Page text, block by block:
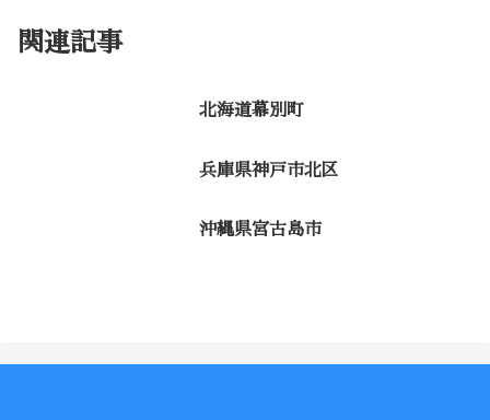
関連記事
北海道幕別町
兵庫県神戸市北区
沖縄県宮古島市